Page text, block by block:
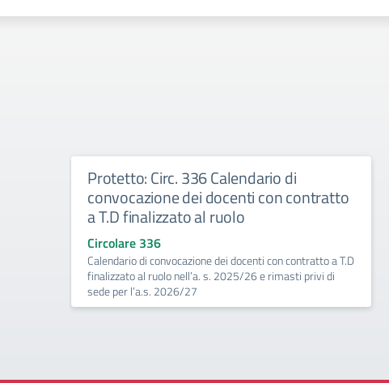
Protetto: Circ. 336 Calendario di
convocazione dei docenti con contratto
a T.D finalizzato al ruolo
Circolare 336
Calendario di convocazione dei docenti con contratto a T.D
finalizzato al ruolo nell’a. s. 2025/26 e rimasti privi di
sede per l’a.s. 2026/27